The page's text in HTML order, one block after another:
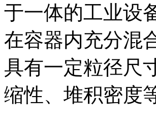
于一体的工业设
在容器内充分混
具有一定粒径尺
缩性、堆积密度